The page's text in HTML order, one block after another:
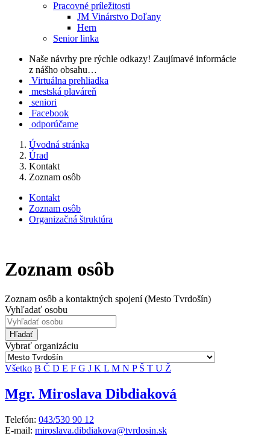
Pracovné príležitosti
JM Vinárstvo Doľany
Hern
Senior linka
Naše návrhy pre rýchle odkazy! Zaujímavé informácie
z nášho obsahu…
Virtuálna prehliadka
mestská plaváreň
seniori
Facebook
odporúčame
Úvodná stránka
Úrad
Kontakt
Zoznam osôb
Kontakt
Zoznam osôb
Organizačná štruktúra
Zoznam osôb
Zoznam osôb a kontaktných spojení (Mesto Tvrdošín)
Vyhľadať osobu
Hľadať
Vybrať organizáciu
Všetko B Č D E F G J K L M N P Š T U Ž
Mgr. Miroslava Dibdiaková
Telefón: 043/530 90 12
E-mail: miroslava.dibdiakova@tvrdosin.sk